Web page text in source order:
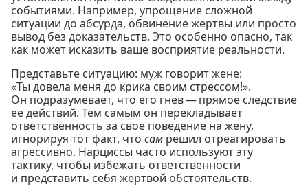
событиями. Например, упрощение сложной
ситуации до абсурда, обвинение жертвы или просто
вывод без доказательств. Это особенно опасно, так
как может исказить ваше восприятие реальности.
Представьте ситуацию: муж говорит жене:
«Ты довела меня до крика своим стрессом!».
Он подразумевает, что его гнев — прямое следствие
ее действий. Тем самым он перекладывает
ответственность за свое поведение на жену,
игнорируя тот факт, что сам решил отреагировать
агрессивно. Нарциссы часто используют эту
тактику, чтобы избежать ответственности
и представить себя жертвой обстоятельств.